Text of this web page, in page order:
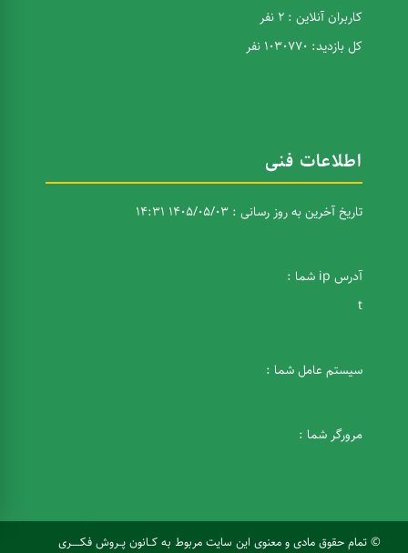
کاربران آنلاین : 2 نفر
کل بازدید: 1030770 نفر
اطلاعات فنی
تاریخ آخرین به روز رسانی : 1405/05/03 14:31
آدرس ip شما :
t
سیستم عامل شما :
مرورگر شما :
© تمام حقوق مادی و معنوی این سایت مربوط به کــانون پــروش فکـــــری